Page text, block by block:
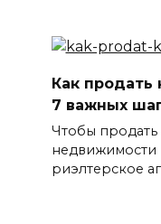
Как продать
7 важных
Чтобы продать
недвижимости
риэлтерское